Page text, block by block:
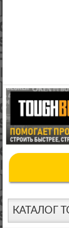
КАТАЛОГ